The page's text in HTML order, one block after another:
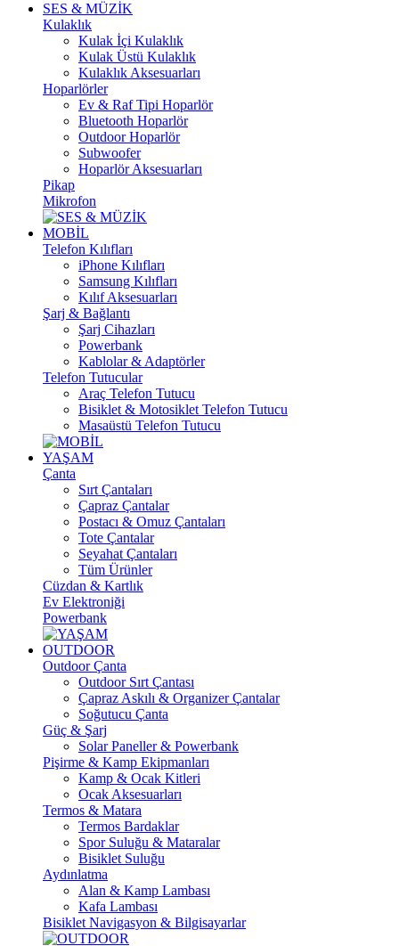
SES & MÜZİK
Kulaklık
Kulak İçi Kulaklık
Kulak Üstü Kulaklık
Kulaklık Aksesuarları
Hoparlörler
Ev & Raf Tipi Hoparlör
Bluetooth Hoparlör
Outdoor Hoparlör
Subwoofer
Hoparlör Aksesuarları
Pikap
Mikrofon
MOBİL
Telefon Kılıfları
iPhone Kılıfları
Samsung Kılıfları
Kılıf Aksesuarları
Şarj & Bağlantı
Şarj Cihazları
Powerbank
Kablolar & Adaptörler
Telefon Tutucular
Araç Telefon Tutucu
Bisiklet & Motosiklet Telefon Tutucu
Masaüstü Telefon Tutucu
YAŞAM
Çanta
Sırt Çantaları
Çapraz Çantalar
Postacı & Omuz Çantaları
Tote Çantalar
Seyahat Çantaları
Tüm Ürünler
Cüzdan & Kartlık
Ev Elektroniği
Powerbank
OUTDOOR
Outdoor Çanta
Outdoor Sırt Çantası
Çapraz Askılı & Organizer Çantalar
Soğutucu Çanta
Güç & Şarj
Solar Paneller & Powerbank
Pişirme & Kamp Ekipmanları
Kamp & Ocak Kitleri
Ocak Aksesuarları
Termos & Matara
Termos Bardaklar
Spor Suluğu & Mataralar
Bisiklet Suluğu
Aydınlatma
Alan & Kamp Lambası
Kafa Lambası
Bisiklet Navigasyon & Bilgisayarlar